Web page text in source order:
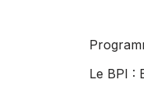
Le BPI :